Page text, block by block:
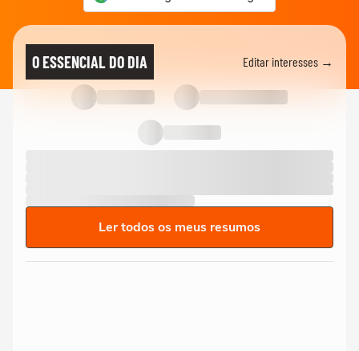
O ESSENCIAL DO DIA Editar interesses →
Ler todos os meus resumos